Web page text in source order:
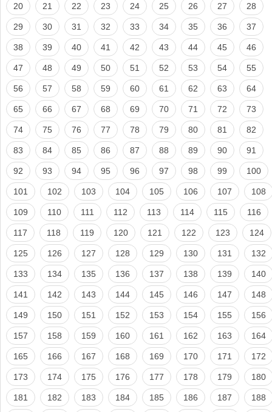
20 21 22 23 24 25 26 27 28
29 30 31 32 33 34 35 36 37
38 39 40 41 42 43 44 45 46
47 48 49 50 51 52 53 54 55
56 57 58 59 60 61 62 63 64
65 66 67 68 69 70 71 72 73
74 75 76 77 78 79 80 81 82
83 84 85 86 87 88 89 90 91
92 93 94 95 96 97 98 99 100
101 102 103 104 105 106 107 108
109 110 111 112 113 114 115 116
117 118 119 120 121 122 123 124
125 126 127 128 129 130 131 132
133 134 135 136 137 138 139 140
141 142 143 144 145 146 147 148
149 150 151 152 153 154 155 156
157 158 159 160 161 162 163 164
165 166 167 168 169 170 171 172
173 174 175 176 177 178 179 180
181 182 183 184 185 186 187 188